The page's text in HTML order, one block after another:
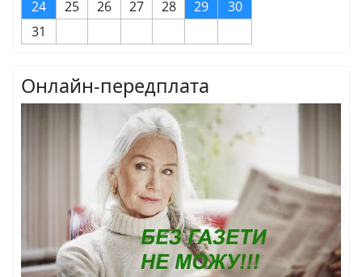
24
25 26 27 28 29
30
31
Онлайн-передплата